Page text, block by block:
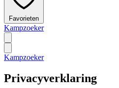
Favorieten
Kampzoeker
Kampzoeker
Privacyverklaring